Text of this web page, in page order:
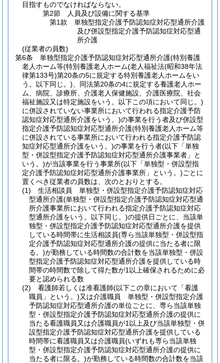
目指すものでなければならない。
第2節
人員及び設備に関する基準
第1款
単独型指定介護予防認知症対応型通所介護
及び併設型指定介護予防認知症対応型通
所介護
(従業者の員数)
第6条
単独型指定介護予防認知症対応型通所介護(特別養護
老人ホーム等(特別養護老人ホーム(老人福祉法(昭和38年法
律第133号)第20条の5に規定する特別養護老人ホームをい
う。以下同じ。) 、同法第20条の4に規定する養護老人ホー
ム、病院、診療所、介護老人保健施設、介護医療院、社会
福祉施設又は特定施設をいう。以下この項において同じ。)
に併設されていない事業所において行われる指定介護予防
認知症対応型通所介護をいう。)の事業を行う者及び併設型
指定介護予防認知症対応型通所介護(特別養護老人ホーム等
に併設されている事業所において行われる指定介護予防認
知症対応型通所介護をいう。)の事業を行う者(以下「単独
型・併設型指定介護予防認知症対応型通所介護事業者」と
いう。)が当該事業を行う事業所(以下「単独型・併設型指
定介護予防認知症対応型通所介護事業所」という。)ごとに
置くべき従業者の員数は、次のとおりとする。
(1)
生活相談員 単独型・併設型指定介護予防認知症対応
型通所介護(単独型・併設型指定介護予防認知症対応型通
所介護事業所において行われる指定介護予防認知症対応
型通所介護をいう。以下同じ。)の提供日ごとに、当該単
独型・併設型指定介護予防認知症対応型通所介護を提供
している時間帯に生活相談員(専ら当該単独型・併設型指
定介護予防認知症対応型通所介護の提供に当たる者に限
る。)が勤務している時間数の合計数を当該単独型・併設
型指定介護予防認知症対応型通所介護を提供している時
間帯の時間数で除して得た数が1以上確保されるために必
要と認められる数
(2)
看護師若しくは准看護師(以下この章において「看護
職員」という。)又は介護職員 単独型・併設型指定介護
予防認知症対応型通所介護の単位ごとに、専ら当該単独
型・併設型指定介護予防認知症対応型通所介護の提供に
当たる看護職員又は介護職員が1以上及び当該単独型・併
設型指定介護予防認知症対応型通所介護を提供している
時間帯に看護職員又は介護職員(いずれも専ら当該単独
型・併設型指定介護予防認知症対応型通所介護の提供に
当たる者に限る。)が勤務している時間数の合計数を当該